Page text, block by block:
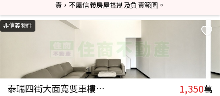
責，不屬信義房屋控制及負責範圍。
非信義物件
泰瑞四街大面寬雙車樓店住宅 1,350萬